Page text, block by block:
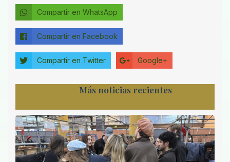
Compartir en WhatsApp
Compartir en Facebook
Compartir en Twitter Google+
Más noticias recientes